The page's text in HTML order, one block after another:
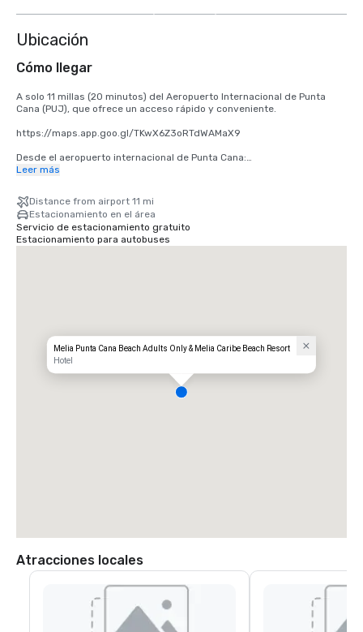
Ubicación
Cómo llegar
A solo 11 millas (20 minutos) del Aeropuerto Internacional de Punta
Cana (PUJ), que ofrece un acceso rápido y conveniente.
https://maps.app.goo.gl/TKwX6Z3oRTdWAMaX9
Desde el aeropuerto internacional de Punta Cana:
del Este
• Dirígete al oeste
• En la rotonda, tome la segunda salida
• En la rotonda, tome la primera salida hacia Carr.
Aeropuerto/Boulevard. Punta Cana/Blvd. Turístico del Este
Leer más
Distance from airport 11 mi
Estacionamiento en el área
Servicio de estacionamiento gratuito
Estacionamiento para autobuses
Melia Punta Cana Beach Adults Only & Melia Caribe Beach Resort
Hotel
Atracciones locales